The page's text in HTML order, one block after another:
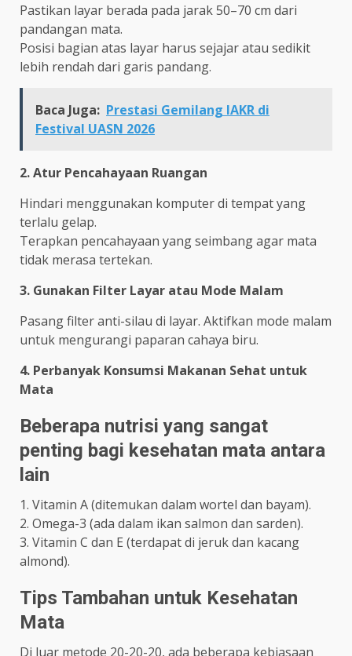
Pastikan layar berada pada jarak 50–70 cm dari
pandangan mata.
Posisi bagian atas layar harus sejajar atau sedikit
lebih rendah dari garis pandang.
Baca Juga: Prestasi Gemilang IAKR di
Festival UASN 2026
2. Atur Pencahayaan Ruangan
Hindari menggunakan komputer di tempat yang
terlalu gelap.
Terapkan pencahayaan yang seimbang agar mata
tidak merasa tertekan.
3. Gunakan Filter Layar atau Mode Malam
Pasang filter anti-silau di layar. Aktifkan mode malam
untuk mengurangi paparan cahaya biru.
4. Perbanyak Konsumsi Makanan Sehat untuk
Mata
Beberapa nutrisi yang sangat
penting bagi kesehatan mata antara
lain
1. Vitamin A (ditemukan dalam wortel dan bayam).
2. Omega-3 (ada dalam ikan salmon dan sarden).
3. Vitamin C dan E (terdapat di jeruk dan kacang
almond).
Tips Tambahan untuk Kesehatan
Mata
Di luar metode 20-20-20, ada beberapa kebiasaan